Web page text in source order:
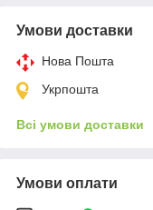
Умови доставки
Нова Пошта
Укрпошта
Всі умови доставки
Умови оплати